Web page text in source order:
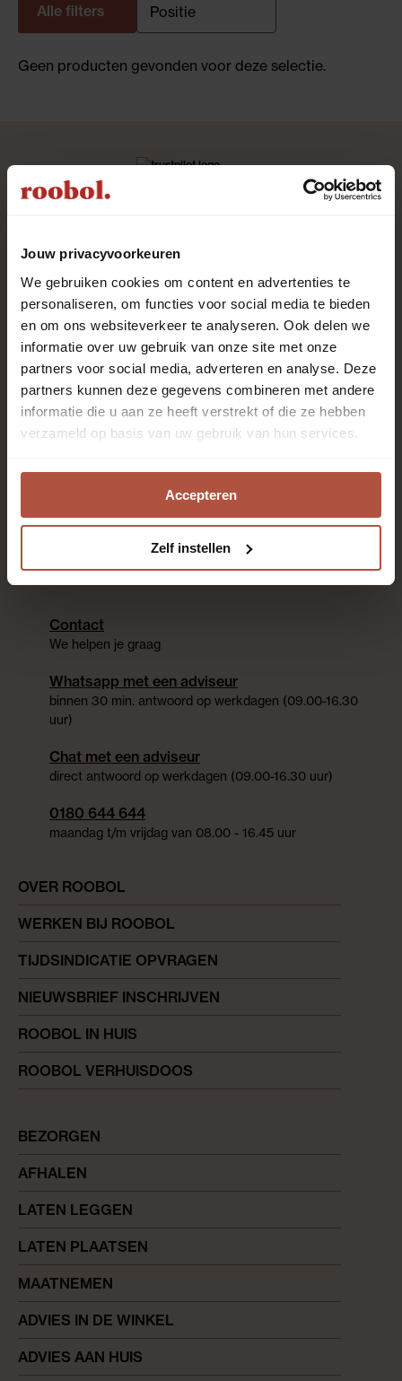
Jouw privacyvoorkeuren
We gebruiken cookies om content en advertenties te
personaliseren, om functies voor social media te bieden
en om ons websiteverkeer te analyseren. Ook delen we
informatie over uw gebruik van onze site met onze
partners voor social media, adverteren en analyse. Deze
partners kunnen deze gegevens combineren met andere
informatie die u aan ze heeft verstrekt of die ze hebben
verzameld op basis van uw gebruik van hun services.
Accepteren
Zelf instellen
Alle filters
Geen producten gevonden voor deze selectie.
Roobol is al meer dan 80 jaar specialist in vloeren en
raambekleding met het beste advies en de beste
service. Kom langs in één van de 28 winkels. Onze
enthousiaste adviseurs staan voor je klaar!
Altijd als eerste op de
hoogte zijn?
Aanmelden nieuwsbrief
OVER ROOBOL
WERKEN BIJ ROOBOL
TIJDSINDICATIE OPVRAGEN
NIEUWSBRIEF INSCHRIJVEN
ROOBOL IN HUIS
ROOBOL VERHUISDOOS
BEZORGEN
AFHALEN
LATEN LEGGEN
LATEN PLAATSEN
MAATNEMEN
ADVIES IN DE WINKEL
ADVIES AAN HUIS
Contact
We helpen je graag
Whatsapp met een adviseur
binnen 30 min. antwoord op werkdagen (09.00-16.30
uur)
Chat met een adviseur
direct antwoord op werkdagen (09.00-16.30 uur)
0180 644 644
maandag t/m vrijdag van 08.00 - 16.45 uur